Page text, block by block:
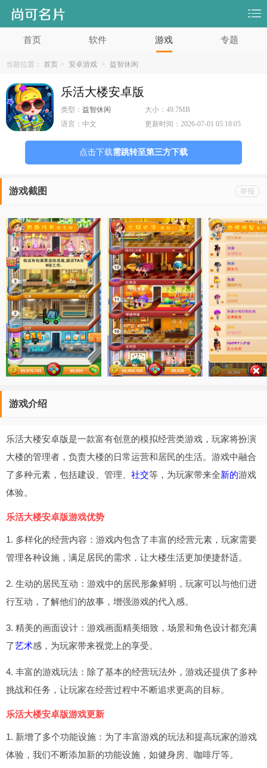
首页 软件 游戏 专题
当前位置： 首页 > 安卓游戏 > 益智休闲
乐活大楼安卓版
类型： 益智休闲 大小：49.7MB
语言： 中文 更新时间：2026-07-01 05:18:05
点击下载需跳转至第三方下载
举报
游戏截图
游戏介绍
乐活大楼安卓版是一款富有创意的模拟经营类游戏，玩家将扮演
大楼的管理者，负责大楼的日常运营和居民的生活。游戏中融合
了多种元素，包括建设、管理、 社交等，为玩家带来全新的游戏
体验。
乐活大楼安卓版游戏优势
1. 多样化的经营内容：游戏内包含了丰富的经营元素，玩家需要
管理各种设施，满足居民的需求，让大楼生活更加便捷舒适。
2. 生动的居民互动：游戏中的居民形象鲜明，玩家可以与他们进
行互动，了解他们的故事，增强游戏的代入感。
3. 精美的画面设计：游戏画面精美细致，场景和角色设计都充满
了艺术感，为玩家带来视觉上的享受。
4. 丰富的游戏玩法：除了基本的经营玩法外，游戏还提供了多种
挑战和任务，让玩家在经营过程中不断追求更高的目标。
乐活大楼安卓版游戏更新
1. 新增了多个功能设施：为了丰富游戏的玩法和提高玩家的游戏
体验，我们不断添加新的功能设施，如健身房、咖啡厅等。